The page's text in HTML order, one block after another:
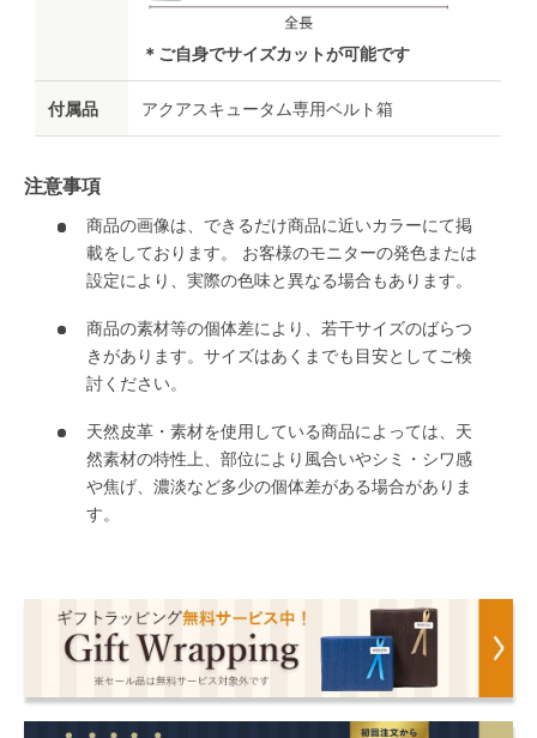
＊ご自身でサイズカットが可能です
付属品 アクアスキュータム専用ベルト箱
注意事項
商品の画像は、できるだけ商品に近いカラーにて掲
載をしております。 お客様のモニターの発色または
設定により、実際の色味と異なる場合もあります。
商品の素材等の個体差により、若干サイズのばらつ
きがあります。サイズはあくまでも目安としてご検
討ください。
天然皮革・素材を使用している商品によっては、天
然素材の特性上、部位により風合いやシミ・シワ感
や焦げ、濃淡など多少の個体差がある場合がありま
す。